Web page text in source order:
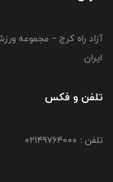
آزاد راه کرج – مجموعه
ایران
تلفن و فکس
تلفن : 02149764000